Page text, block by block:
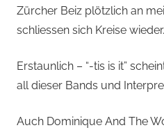
Zürcher Beiz plötzlich an
schliessen sich Kreise wieder.
Erstaunlich – “-tis is it”
all dieser Bands und
Auch Dominique And The